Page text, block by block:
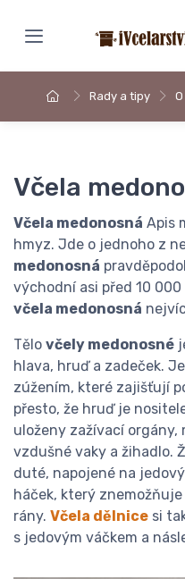
Rady a tipy
Včela
Včela medonosná Apis
hmyz. Jde o jednoho z
medonosná
východní asi před 10
včela medonosná
Tělo včely medonosné
hlava, hruď a zadeček.
zúžením, které zajišťují
přesto, že hruď je
uloženy zažívací orgány,
vzdušné vaky a žihadlo.
duté, napojené na
háček, který
rány. Včela dělnice si
s jedovým váčkem a